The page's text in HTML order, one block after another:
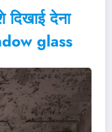
देना
glass